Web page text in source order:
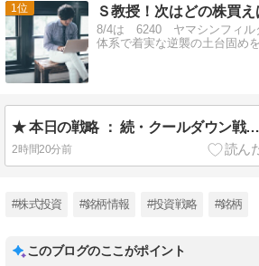
1 Ｓ教授！次はどの株買え
8/4は 6240 ヤマシンフィル
体系で着実な逆襲の土台固め
★ 本日の戦略 ： 続・クールダウン戦略で建て直し！
2時間20分前
#株式投資 #銘柄情報 #投資戦略 #銘柄
このブログのここがポイント